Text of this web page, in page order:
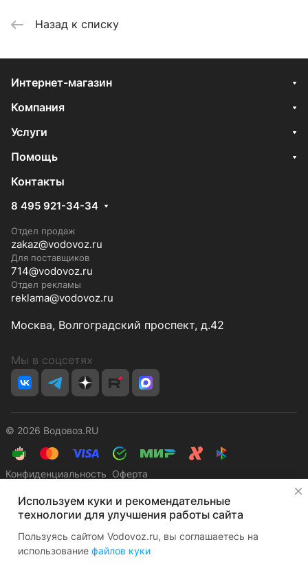
Назад к списку
Интернет-магазин
Компания
Услуги
Помощь
Контакты
8 495 921-34-34
Отдел продаж
zakaz@vodovoz.ru
Для поставщиков
714@vodovoz.ru
Отдел рекламы
reklama@vodovoz.ru
Москва, Волгоградский проспект, д.42
Мы в соцсетях
© 2026 Водовоз.RU
Конфиденциальность Оферта
Используем куки и рекомендательные
технологии для улучшения работы сайта
Пользуясь сайтом Vodovoz.ru, вы соглашаетесь на
использование файлов куки